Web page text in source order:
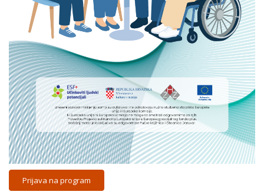
Prijava na program